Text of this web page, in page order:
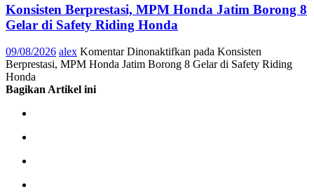
Konsisten Berprestasi, MPM Honda Jatim Borong 8
Gelar di Safety Riding Honda
09/08/2026 alex Komentar Dinonaktifkan pada Konsisten
Berprestasi, MPM Honda Jatim Borong 8 Gelar di Safety Riding
Honda
Bagikan Artikel ini